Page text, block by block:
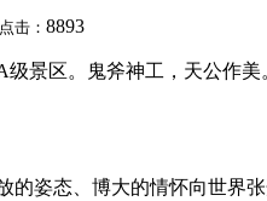
点击： 8893
景区。鬼斧神工，天公作美
姿态、博大的情怀向世界